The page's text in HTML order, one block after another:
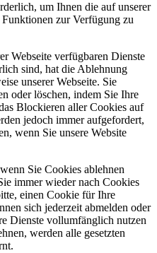
um Ihnen die auf unserer
zur Verfügung zu
Webseite verfügbaren Dienste
sind, hat die Ablehnung
unserer Webseite. Sie
oder löschen, indem Sie Ihre
Blockieren aller Cookies auf
jedoch immer aufgefordert,
wenn Sie unsere Website
Sie Cookies ablehnen
immer wieder nach Cookies
einen Cookie für Ihre
sich jederzeit abmelden oder
Dienste vollumfänglich nutzen
werden alle gesetzten